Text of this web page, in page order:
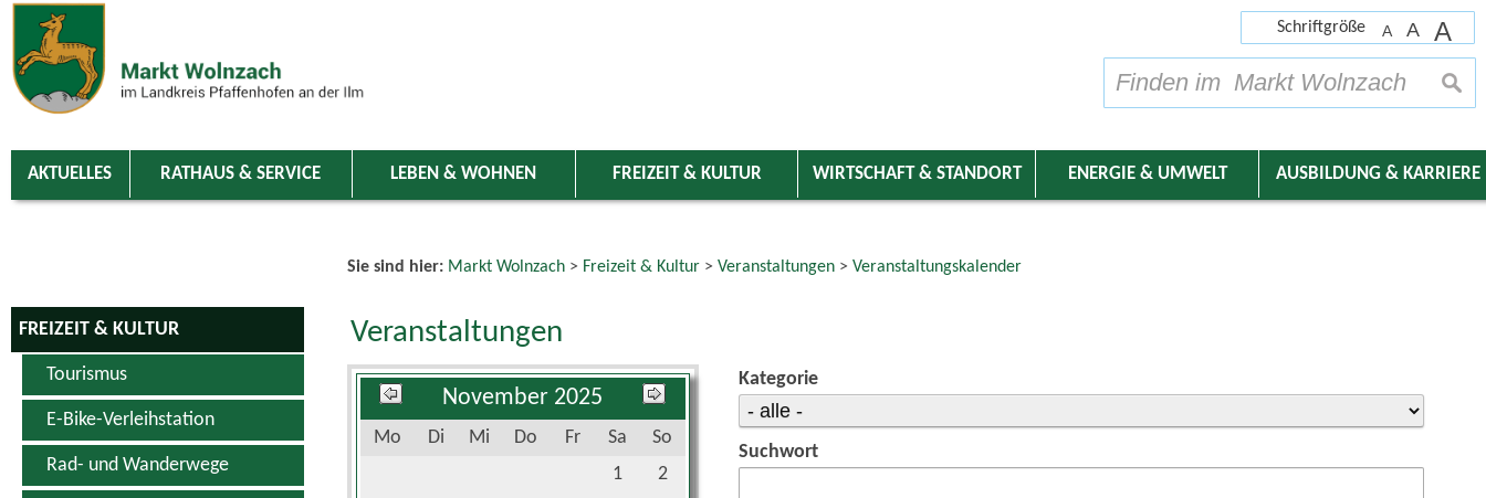
Zum Inhalt zur Navigation
Schriftgröße A A A
AKTUELLES RATHAUS & SERVICE LEBEN & WOHNEN FREIZEIT & KULTUR WIRTSCHAFT & STANDORT ENERGIE & UMWELT AUSBILDUNG & KARRIERE
FREIZEIT & KULTUR
Tourismus
E-Bike-Verleihstation
Rad- und Wanderwege
Sie sind hier: Markt Wolnzach> Freizeit & Kultur> Veranstaltungen> Veranstaltungskalender
Veranstaltungen
November 2025
Mo Di Mi Do Fr Sa
So
1
2
Kategorie
Suchwort